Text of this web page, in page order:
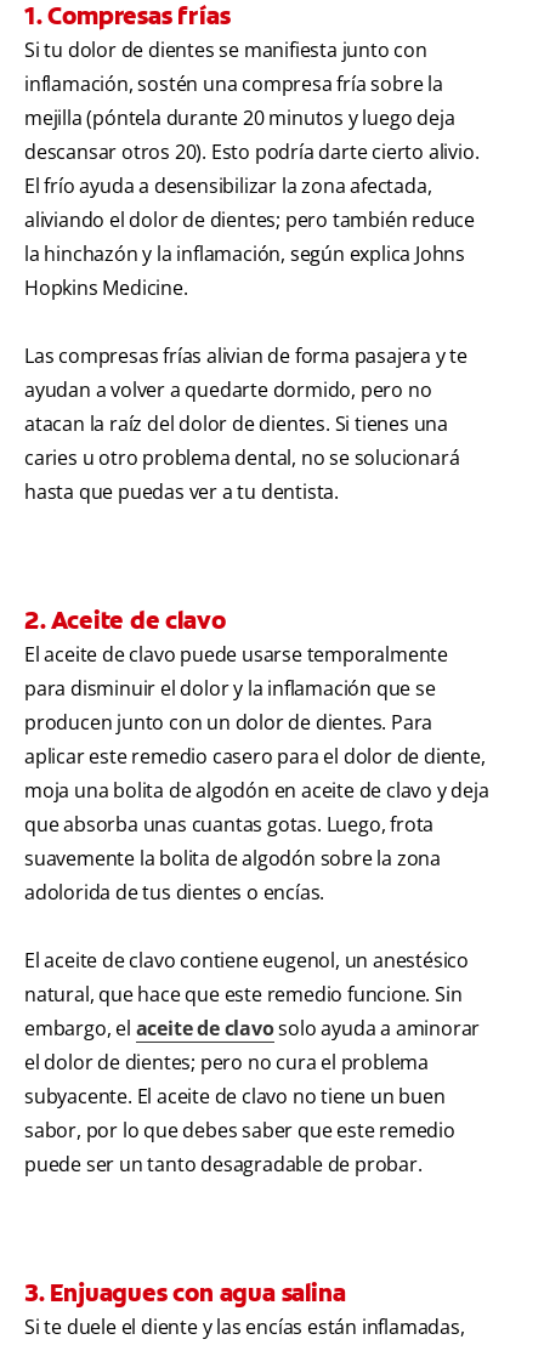
1. Compresas frías
Si tu dolor de dientes se manifiesta junto con
inflamación, sostén una compresa fría sobre la
mejilla (póntela durante 20 minutos y luego deja
descansar otros 20). Esto podría darte cierto alivio.
El frío ayuda a desensibilizar la zona afectada,
aliviando el dolor de dientes; pero también reduce
la hinchazón y la inflamación, según explica Johns
Hopkins Medicine.
Las compresas frías alivian de forma pasajera y te
ayudan a volver a quedarte dormido, pero no
atacan la raíz del dolor de dientes. Si tienes una
caries u otro problema dental, no se solucionará
hasta que puedas ver a tu dentista.
2. Aceite de clavo
El aceite de clavo puede usarse temporalmente
para disminuir el dolor y la inflamación que se
producen junto con un dolor de dientes. Para
aplicar este remedio casero para el dolor de diente,
moja una bolita de algodón en aceite de clavo y deja
que absorba unas cuantas gotas. Luego, frota
suavemente la bolita de algodón sobre la zona
adolorida de tus dientes o encías.
El aceite de clavo contiene eugenol, un anestésico
natural, que hace que este remedio funcione. Sin
embargo, el aceite de clavosolo ayuda a aminorar
el dolor de dientes; pero no cura el problema
subyacente. El aceite de clavo no tiene un buen
sabor, por lo que debes saber que este remedio
puede ser un tanto desagradable de probar.
3. Enjuagues con agua salina
Si te duele el diente y las encías están inflamadas,